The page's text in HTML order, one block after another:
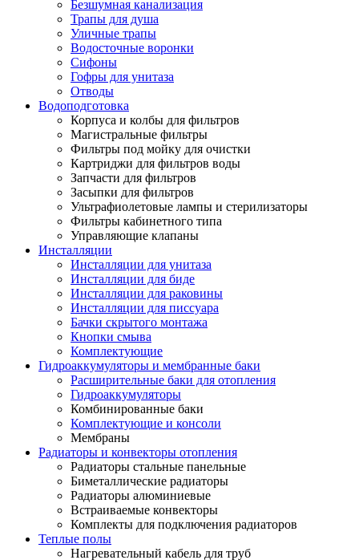
Безшумная канализация
Трапы для душа
Уличные трапы
Водосточные воронки
Сифоны
Гофры для унитаза
Отводы
Водоподготовка
Корпуса и колбы для фильтров
Магистральные фильтры
Фильтры под мойку для очистки
Картриджи для фильтров воды
Запчасти для фильтров
Засыпки для фильтров
Ультрафиолетовые лампы и стерилизаторы
Фильтры кабинетного типа
Управляющие клапаны
Инсталляции
Инсталляции для унитаза
Инсталляции для биде
Инсталляции для раковины
Инсталляции для писсуара
Бачки скрытого монтажа
Кнопки смыва
Комплектующие
Гидроаккумуляторы и мембранные баки
Расширительные баки для отопления
Гидроаккумуляторы
Комбинированные баки
Комплектующие и консоли
Мембраны
Радиаторы и конвекторы отопления
Радиаторы стальные панельные
Биметаллические радиаторы
Радиаторы алюминиевые
Встраиваемые конвекторы
Комплекты для подключения радиаторов
Теплые полы
Нагревательный кабель для труб